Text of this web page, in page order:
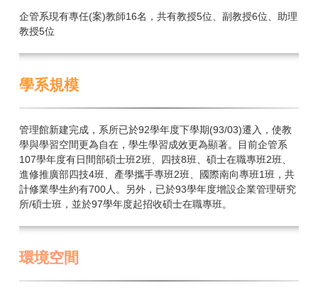
企管系現有專任(案)教師16名，共有教授5位、副教授6位、助理
教授5位
學系規模
管理館新建完成，系所已於92學年度下學期(93/03)遷入，使教
學與學習空間更為自在，學生學習成效更為顯著。目前企管系
107學年度有日間部碩士班2班、四技8班、碩士在職專班2班、
進修推廣部四技4班、產學攜手專班2班、國際南向專班1班，共
計修業學生約有700人。另外，已於93學年度增設企業管理研究
所/碩士班，並於97學年度起招收碩士在職專班。
環境空間